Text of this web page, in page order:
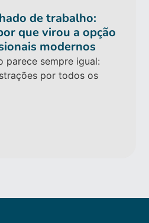
de trabalho:
que virou a opção
modernos
parece sempre igual:
por todos os